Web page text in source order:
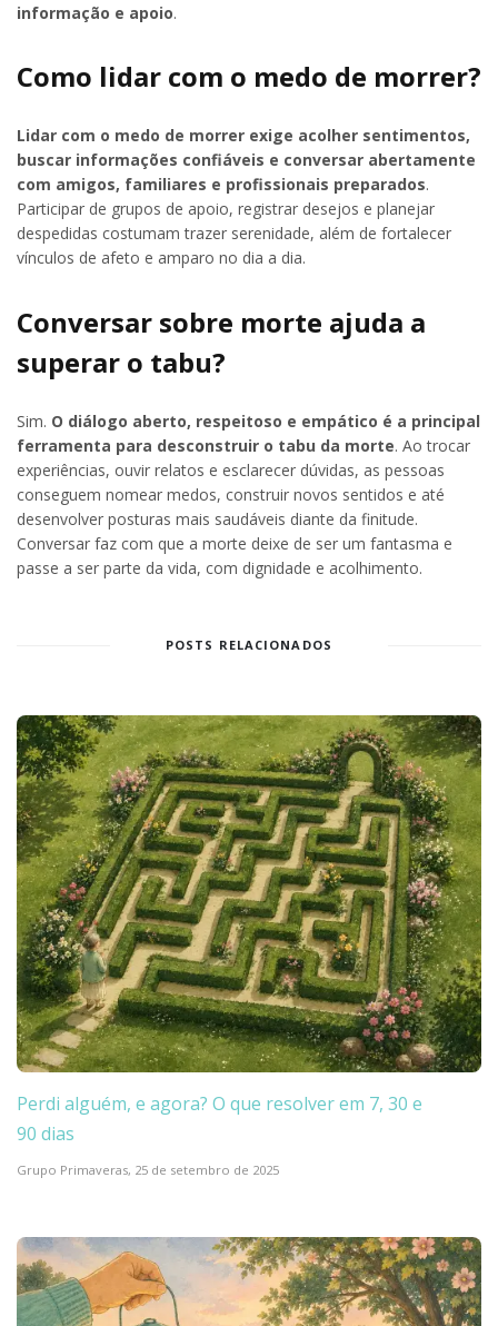
informação e apoio.
Como lidar com o medo de morrer?
Lidar com o medo de morrer exige acolher sentimentos,
buscar informações confiáveis e conversar abertamente
com amigos, familiares e profissionais preparados.
Participar de grupos de apoio, registrar desejos e planejar
despedidas costumam trazer serenidade, além de fortalecer
vínculos de afeto e amparo no dia a dia.
Conversar sobre morte ajuda a
superar o tabu?
Sim. O diálogo aberto, respeitoso e empático é a principal
ferramenta para desconstruir o tabu da morte. Ao trocar
experiências, ouvir relatos e esclarecer dúvidas, as pessoas
conseguem nomear medos, construir novos sentidos e até
desenvolver posturas mais saudáveis diante da finitude.
Conversar faz com que a morte deixe de ser um fantasma e
passe a ser parte da vida, com dignidade e acolhimento.
POSTS RELACIONADOS
Perdi alguém, e agora? O que resolver em 7, 30 e
90 dias
Grupo Primaveras, 25 de setembro de 2025